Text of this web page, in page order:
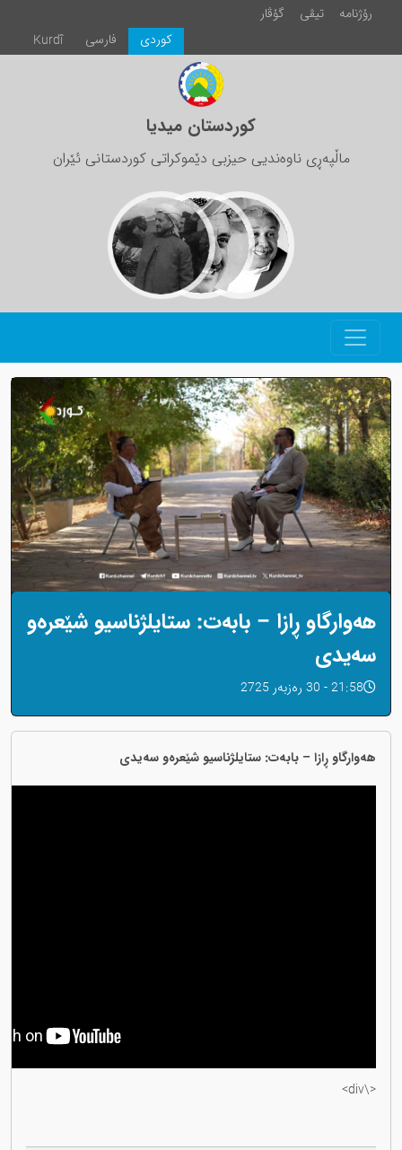
رۆژنامە تیڤی
گۆڤار
Kurdî
فارسی كوردی
کوردستان میدیا
ماڵپەڕی ناوەندیی حیزبی دێموکراتی کوردستانی ئێران
هەوارگاو ڕازا – بابەت: ستایلژناسیو شێعرەو
سەیدی
21:58 - 30 رەزبەر 2725
هەوارگاو ڕازا – بابەت: ستایلژناسیو شێعرەو سەیدی
<\div>